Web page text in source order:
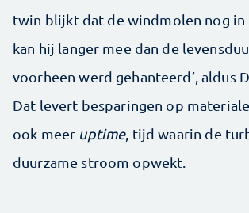
twin blijkt dat de windmolen nog in
kan hij langer mee dan de
voorheen werd gehanteerd’, aldus
Dat levert besparingen op
ook meer uptime, tijd waarin de
duurzame stroom opwekt.